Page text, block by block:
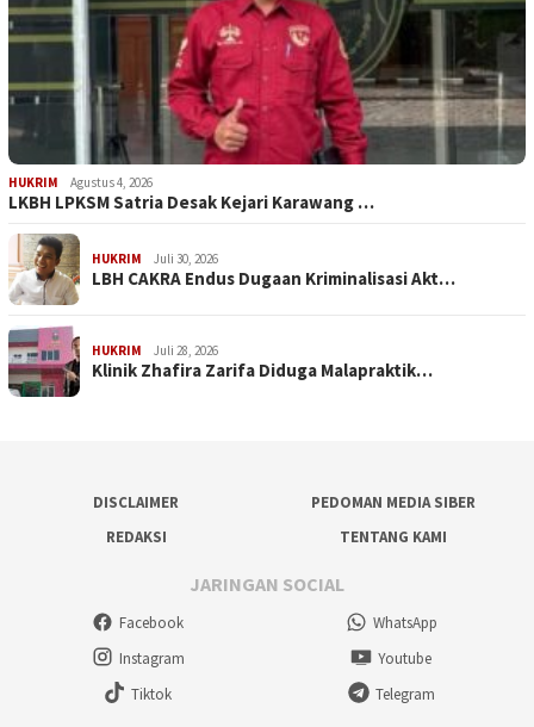
HUKRIM Agustus 4, 2026
LKBH LPKSM Satria Desak Kejari Karawang …
HUKRIM Juli 30, 2026
LBH CAKRA Endus Dugaan Kriminalisasi Akt…
HUKRIM Juli 28, 2026
Klinik Zhafira Zarifa Diduga Malapraktik…
DISCLAIMER
PEDOMAN MEDIA SIBER
REDAKSI
TENTANG KAMI
JARINGAN SOCIAL
Facebook
WhatsApp
Instagram
Youtube
Tiktok
Telegram